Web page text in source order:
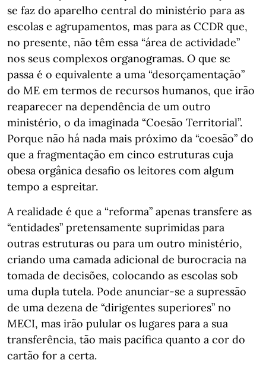
se faz do aparelho central do ministério para as
escolas e agrupamentos, mas para as CCDR que,
no presente, não têm essa “área de actividade”
nos seus complexos organogramas. O que se
passa é o equivalente a uma “desorçamentação”
do ME em termos de recursos humanos, que irão
reaparecer na dependência de um outro
ministério, o da imaginada “Coesão Territorial”.
Porque não há nada mais próximo da “coesão” do
que a fragmentação em cinco estruturas cuja
obesa orgânica desafio os leitores com algum
tempo a espreitar.
A realidade é que a “reforma” apenas transfere as
“entidades” pretensamente suprimidas para
outras estruturas ou para um outro ministério,
criando uma camada adicional de burocracia na
tomada de decisões, colocando as escolas sob
uma dupla tutela. Pode anunciar-se a supressão
de uma dezena de “dirigentes superiores” no
MECI, mas irão pulular os lugares para a sua
transferência, tão mais pacífica quanto a cor do
cartão for a certa.